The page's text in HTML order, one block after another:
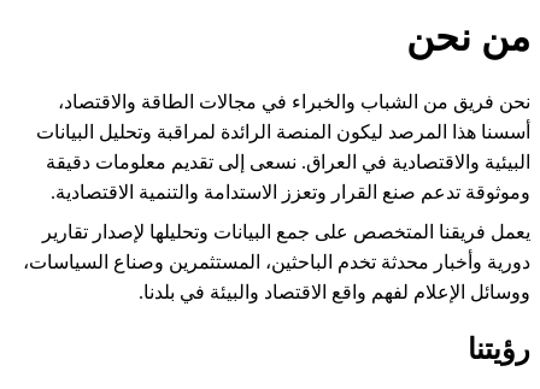
من نحن
نحن فريق من الشباب والخبراء في مجالات الطاقة والاقتصاد،
أسسنا هذا المرصد ليكون المنصة الرائدة لمراقبة وتحليل البيانات
البيئية والاقتصادية في العراق. نسعى إلى تقديم معلومات دقيقة
وموثوقة تدعم صنع القرار وتعزز الاستدامة والتنمية الاقتصادية.
يعمل فريقنا المتخصص على جمع البيانات وتحليلها لإصدار تقارير
دورية وأخبار محدثة تخدم الباحثين، المستثمرين وصناع السياسات،
ووسائل الإعلام لفهم واقع الاقتصاد والبيئة في بلدنا.
رؤيتنا